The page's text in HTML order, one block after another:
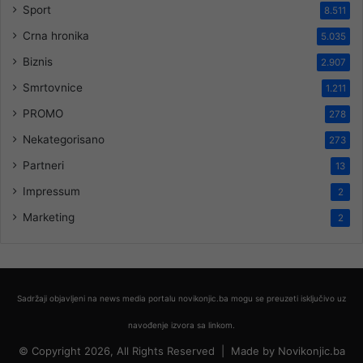
Sport 8.511
Crna hronika 5.035
Biznis 2.907
Smrtovnice 1.211
PROMO 278
Nekategorisano 273
Partneri 13
Impressum 2
Marketing 2
Sadržaji objavljeni na news media portalu novikonjic.ba mogu se preuzeti isključivo uz
navođenje izvora sa linkom.
© Copyright 2026, All Rights Reserved | Made by Novikonjic.ba